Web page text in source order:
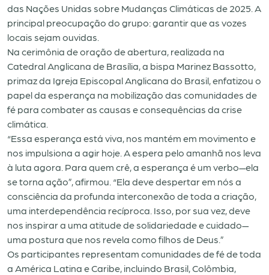
das Nações Unidas sobre Mudanças Climáticas de 2025. A
principal preocupação do grupo: garantir que as vozes
locais sejam ouvidas.
Na cerimônia de oração de abertura, realizada na
Catedral Anglicana de Brasília, a bispa Marinez Bassotto,
primaz da Igreja Episcopal Anglicana do Brasil, enfatizou o
papel da esperança na mobilização das comunidades de
fé para combater as causas e consequências da crise
climática.
“Essa esperança está viva, nos mantém em movimento e
nos impulsiona a agir hoje. A espera pelo amanhã nos leva
à luta agora. Para quem crê, a esperança é um verbo—ela
se torna ação”, afirmou. “Ela deve despertar em nós a
consciência da profunda interconexão de toda a criação,
uma interdependência recíproca. Isso, por sua vez, deve
nos inspirar a uma atitude de solidariedade e cuidado—
uma postura que nos revela como filhos de Deus.”
Os participantes representam comunidades de fé de toda
a América Latina e Caribe, incluindo Brasil, Colômbia,